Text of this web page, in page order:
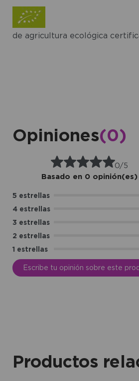
de agricultura ecológica
Opiniones(0)
0/5
Basado en 0 opinión(es)
5 estrellas
4 estrellas
3 estrellas
2 estrellas
1 estrellas
Escribe tu opinión sobre este
Productos